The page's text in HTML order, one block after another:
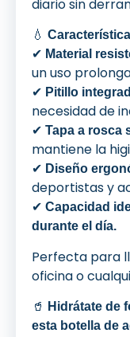
diario sin
💧
✔ Material
un uso
✔ Pitillo
necesidad de
✔ Tapa a rosca
mantiene la
✔ Diseño
deportistas y
✔ Capacidad
durante el día.
Perfecta para
oficina o
🥤
Hidrátate de
esta botella de